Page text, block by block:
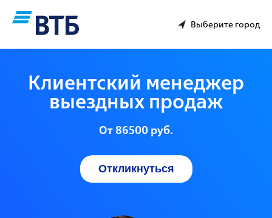
Выберите город
Клиентский менеджер
выездных продаж
От 86500 руб.
Откликнуться